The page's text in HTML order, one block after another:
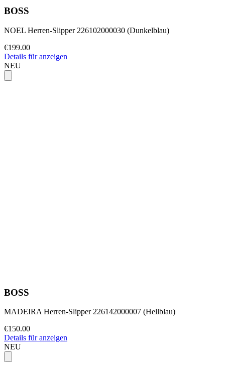
BOSS
NOEL Herren-Slipper 226102000030 (Dunkelblau)
€199.00
Details für anzeigen
NEU
BOSS
MADEIRA Herren-Slipper 226142000007 (Hellblau)
€150.00
Details für anzeigen
NEU